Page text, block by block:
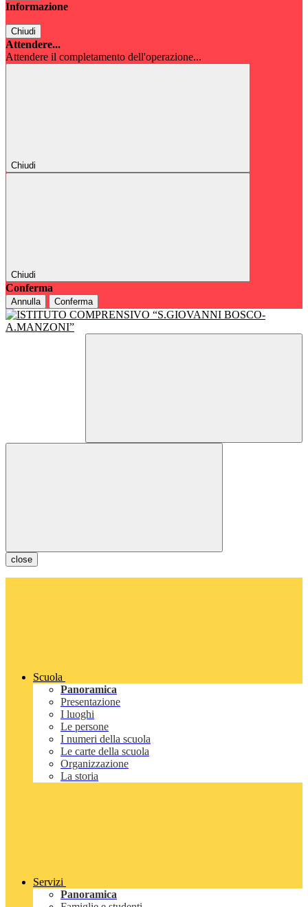
Informazione
Chiudi
Attendere...
Attendere il completamento dell'operazione...
Chiudi
Chiudi
Conferma
Annulla Conferma
close
Scuola
Panoramica
Presentazione
I luoghi
Le persone
I numeri della scuola
Le carte della scuola
Organizzazione
La storia
Servizi
Panoramica